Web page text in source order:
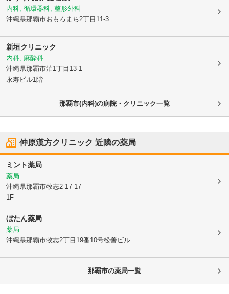
内科, 循環器科, 整形外科
沖縄県那覇市おもろまち2丁目11-3
新垣クリニック
内科, 麻酔科
沖縄県那覇市泊1丁目13-1
永寿ビル1階
那覇市(内科)の病院・クリニック一覧
仲原漢方クリニック 近隣の薬局
ミント薬局
薬局
沖縄県那覇市牧志2-17-17
1F
ぼたん薬局
薬局
沖縄県那覇市牧志2丁目19番10号松善ビル
那覇市の薬局一覧